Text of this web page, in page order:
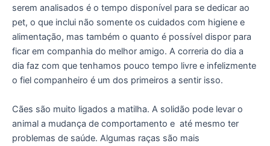
serem analisados é o tempo disponível para se dedicar ao
pet, o que inclui não somente os cuidados com higiene e
alimentação, mas também o quanto é possível dispor para
ficar em companhia do melhor amigo. A correria do dia a
dia faz com que tenhamos pouco tempo livre e infelizmente
o fiel companheiro é um dos primeiros a sentir isso.
Cães são muito ligados a matilha. A solidão pode levar o
animal a mudança de comportamento e até mesmo ter
problemas de saúde. Algumas raças são mais